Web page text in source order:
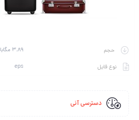
حجم 3.89 مگابایت
نوع فایل eps
دسترسی آنی